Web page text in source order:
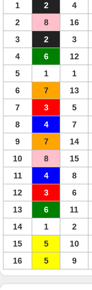
1 2 4
2
8 16
3
2 3
4
6 12
5
1 1
6
7 13
7
3 5
8
4 7
9
7 14
10
8 15
11
4 8
12
3 6
13
6 11
14
1 2
15
5 10
16
5 9